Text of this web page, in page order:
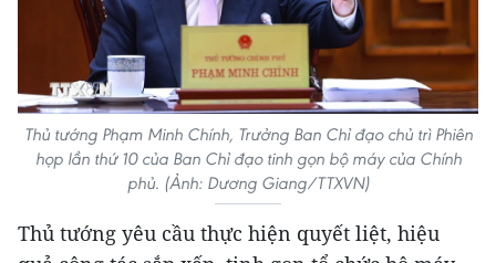
Thủ tướng Phạm Minh Chính, Trưởng Ban Chỉ đạo chủ trì Phiên
họp lần thứ 10 của Ban Chỉ đạo tinh gọn bộ máy của Chính
phủ. (Ảnh: Dương Giang/TTXVN)
Thủ tướng yêu cầu thực hiện quyết liệt, hiệu